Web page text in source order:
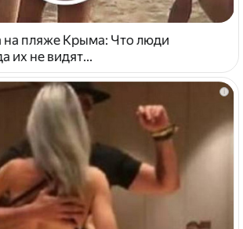
на пляже Крыма: Что люди
их не видят...
i